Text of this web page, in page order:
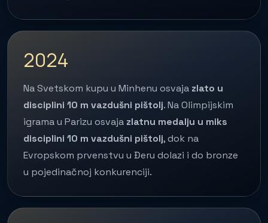
2024
Na Svetskom kupu u Minhenu osvaja zlato u
disciplini 10 m vazdušni pištolj. Na Olimpijskim
igrama u Parizu osvaja zlatnu medalju u miks
disciplini 10 m vazdušni pištolj, dok na
Evropskom prvenstvu u Đeru dolazi i do bronze
u pojedinačnoj konkurenciji.